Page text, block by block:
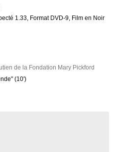
1.33, Format DVD-9, Film en Noir
de la Fondation Mary Pickford
(10')